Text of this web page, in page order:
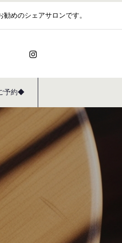
めのシェアサロンです。
予約◆